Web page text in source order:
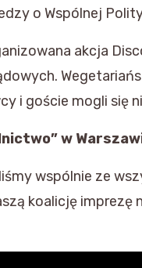
o Wspólnej
akcja
i goście mogli się
w
wspólnie ze
koalicję imprezę